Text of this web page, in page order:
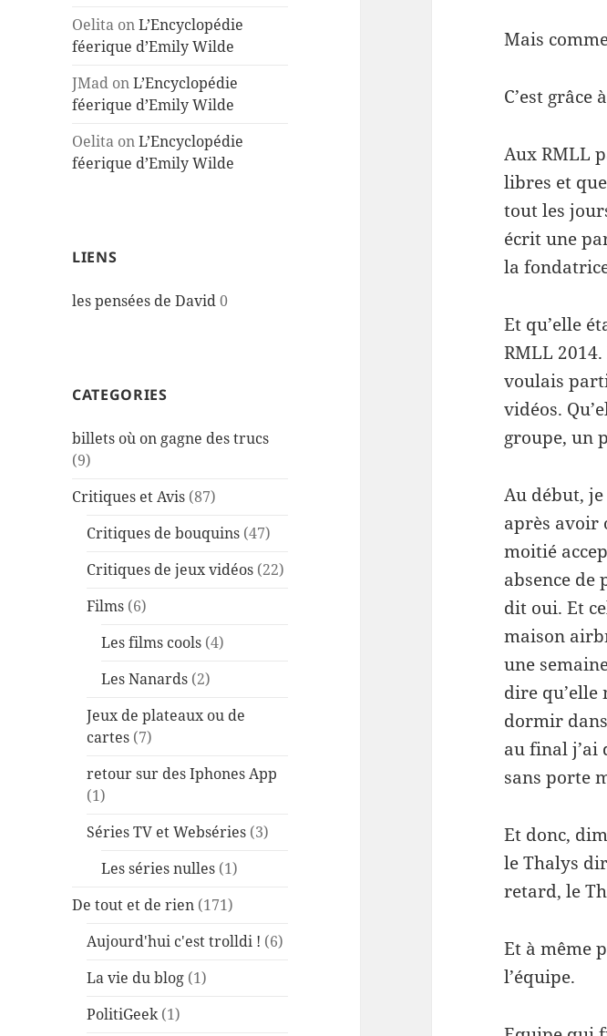
Oelita onL’Encyclopédie
féerique d’Emily Wilde
JMad onL’Encyclopédie
féerique d’Emily Wilde
Oelita onL’Encyclopédie
féerique d’Emily Wilde
LIENS
les pensées de David0
CATEGORIES
billets où on gagne des trucs
(9)
Critiques et Avis (87)
Critiques de bouquins (47)
Critiques de jeux vidéos (22)
Films (6)
Les films cools (4)
Les Nanards (2)
Jeux de plateaux ou de
cartes (7)
retour sur des Iphones App
(1)
Séries TV et Webséries (3)
Les séries nulles (1)
De tout et de rien (171)
Aujourd'hui c'est trolldi ! (6)
La vie du blog (1)
PolitiGeek(1)
Mais
C’est grâce
Aux RMLL
libres et
tout les
écrit une
la
Et qu’elle
RMLL
voulais
vidéos.
groupe, un
Au début,
après avoir
moitié
absence
dit oui. Et
maison
une
dire
dormir
au final j’ai
sans porte
Et donc,
le Thalys
retard, le
Et à même
l’équipe.